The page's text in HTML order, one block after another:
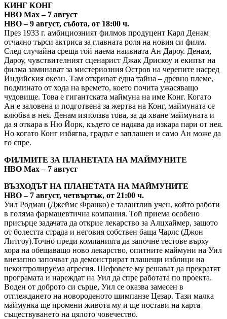
КИНГ КОНГ
HBO Max – 7 август
HBO – 9 август, събота, от 18:00 ч.
През 1933 г. амбициозният филмов продуцент Карл Денам
отчаяно търси актриса за главната роля на новия си филм.
След случайна среща той наема наивната Ан Дароу. Денам,
Дароу, чувствителният сценарист Джак Дрискоу и екипът на
филма заминават за мистериозния Остров на черепите насред
Индийския океан. Там откриват една тайна – древно племе,
подминато от хода на времето, което почита ужасяващо
чудовище. Това е гигантската маймуна на име Конг. Когато
Ан е заловена и подготвена за жертва на Конг, маймуната се
влюбва в нея. Денам използва това, за да хване маймуната и
да я откара в Ню Йорк, където се надява да изкара пари от нея.
Но когато Конг избягва, градът е заплашен и само Ан може да
го спре.
ФИЛМИТЕ ЗА ПЛАНЕТАТА НА МАЙМУНИТЕ
HBO Max – 7 август
ВЪЗХОДЪТ НА ПЛАНЕТАТА НА МАЙМУНИТЕ
HBO – 7 август, четвъртък, от 21:00 ч.
Уил Родман (Джеймс Франко) е талантлив учен, който работи
в голяма фармацевтична компания. Той приема особено
присърце задачата да открие лекарство за Алцхаймер, защото
от болестта страда и неговия собствен баща Чарлс (Джон
Литгоу).Точно преди компанията да започне тестове върху
хора на обещаващо ново лекарство, опитните маймуни на Уил
внезапно започват да демонстрират плашещи изблици на
неконтролируема агресия. Шефовете му решават да прекратят
програмата и нареждат на Уил да спре работата по проекта.
Воден от доброто си сърце, Уил се оказва замесен в
отглеждането на новороденото шимпанзе Цезар. Тази малка
маймунка ще промени живота му и ще постави на карта
съществуването на цялото човечество.